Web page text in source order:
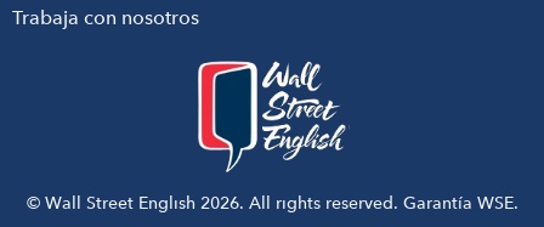
Trabaja con nosotros
© Wall Street English 2026. All rights reserved. Garantía WSE.